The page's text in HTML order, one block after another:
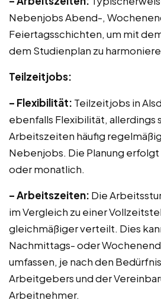
Nebenjobs Abend-,
Feiertagsschichten, um mit
dem Studienplan zu
Teilzeitjobs:
– Flexibilität: Teilzeitjobs in
ebenfalls Flexibilität, allerdings
Arbeitszeiten häufig
Nebenjobs. Die Planung
oder monatlich.
– Arbeitszeiten: Die
im Vergleich zu einer
gleichmäßiger verteilt. Dies
Nachmittags- oder
umfassen, je nach den
Arbeitgebers und der
Arbeitnehmer.